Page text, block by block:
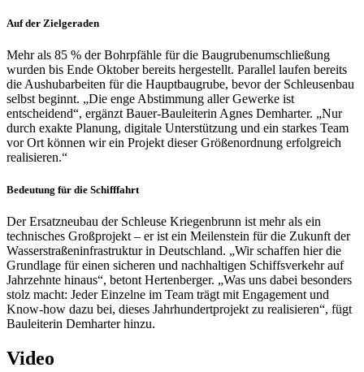
Auf der Zielgeraden
Mehr als 85 % der Bohrpfähle für die Baugrubenumschließung
wurden bis Ende Oktober bereits hergestellt. Parallel laufen bereits
die Aushubarbeiten für die Hauptbaugrube, bevor der Schleusenbau
selbst beginnt. „Die enge Abstimmung aller Gewerke ist
entscheidend“, ergänzt Bauer-Bauleiterin Agnes Demharter. „Nur
durch exakte Planung, digitale Unterstützung und ein starkes Team
vor Ort können wir ein Projekt dieser Größenordnung erfolgreich
realisieren.“
Bedeutung für die Schifffahrt
Der Ersatzneubau der Schleuse Kriegenbrunn ist mehr als ein
technisches Großprojekt – er ist ein Meilenstein für die Zukunft der
Wasserstraßeninfrastruktur in Deutschland. „Wir schaffen hier die
Grundlage für einen sicheren und nachhaltigen Schiffsverkehr auf
Jahrzehnte hinaus“, betont Hertenberger. „Was uns dabei besonders
stolz macht: Jeder Einzelne im Team trägt mit Engagement und
Know-how dazu bei, dieses Jahrhundertprojekt zu realisieren“, fügt
Bauleiterin Demharter hinzu.
Video